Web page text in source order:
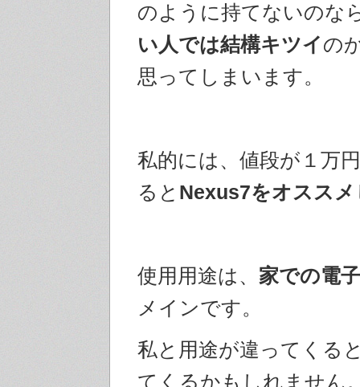
のように持てないのな
い人では結構キツイの
思ってしまいます。
私的には、値段が１万
ると Nexus7をオススメ
使用用途は、 家での電
メインです。
私と用途が違ってくる
てくるかもしれません